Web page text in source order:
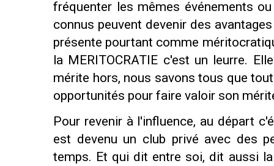
fréquenter les mêmes événements
connus peuvent devenir des
présente pourtant comme
la MERITOCRATIE c'est un leurre.
mérite hors, nous savons tous que
opportunités pour faire valoir son
Pour revenir à l'influence, au départ
est devenu un club privé avec des
temps. Et qui dit entre soi, dit aussi